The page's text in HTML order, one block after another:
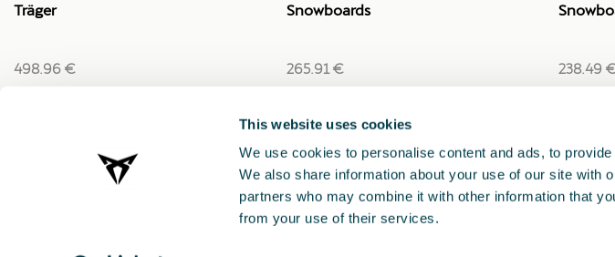
This website uses cookies
We use cookies to personalise content and ads, to
We also share information about your use of our site with
partners who may combine it with other information that
from your use of their services.
Träger
498.96 €
Snowboards
265.91 € 238.49